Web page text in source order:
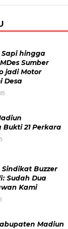
hingga
Sumber
jadi Motor
Desa
21 Perkara
Sindikat Buzzer
Sudah Dua
Kami
Madiun